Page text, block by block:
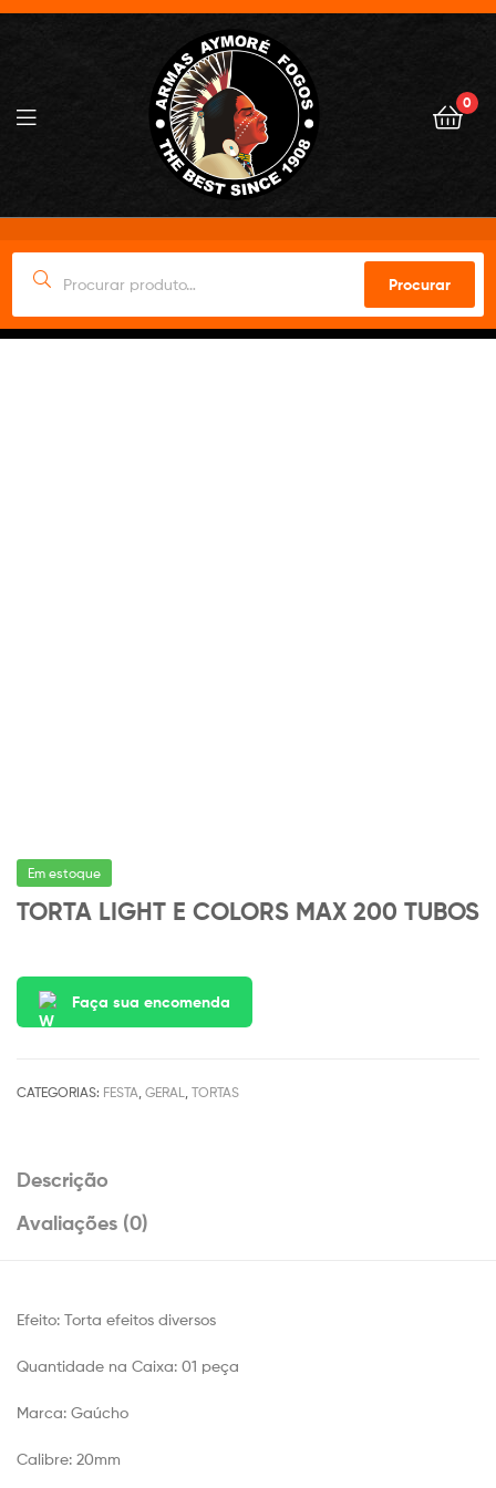
0
Procurar
Em estoque
TORTA LIGHT E COLORS MAX 200 TUBOS
Faça sua encomenda
CATEGORIAS: FESTA GERAL TORTAS
Descrição
Avaliações (0)
Efeito: Torta efeitos diversos
Quantidade na Caixa: 01 peça
Marca: Gaúcho
Calibre: 20mm